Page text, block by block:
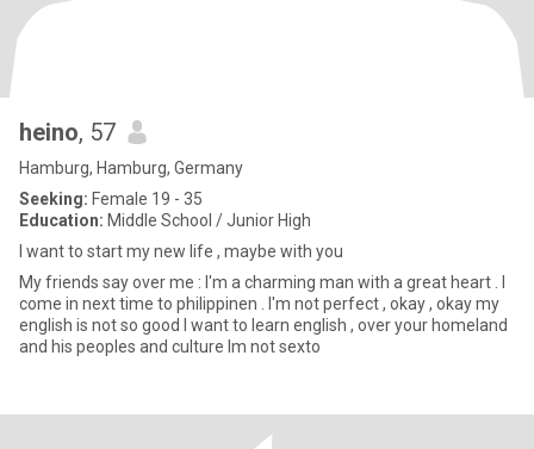
heino, 57
Hamburg, Hamburg, Germany
Seeking: Female 19 - 35
Education: Middle School / Junior High
I want to start my new life , maybe with you
My friends say over me : I'm a charming man with a great heart . I
come in next time to philippinen . I'm not perfect , okay , okay my
english is not so good I want to learn english , over your homeland
and his peoples and culture Im not sexto